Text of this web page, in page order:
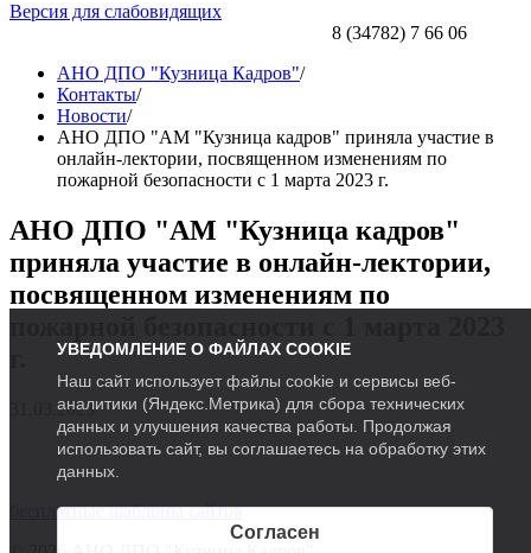
Версия для слабовидящих
8 (34782) 7 66 06
АНО ДПО "Кузница Кадров"/
Контакты/
Новости/
АНО ДПО "АМ "Кузница кадров" приняла участие в
онлайн-лектории, посвященном изменениям по
пожарной безопасности с 1 марта 2023 г.
АНО ДПО "АМ "Кузница кадров"
приняла участие в онлайн-лектории,
посвященном изменениям по
31.03.2023
бесплатные шаблоны сайтов
УВЕДОМЛЕНИЕ О ФАЙЛАХ COOKIE
Наш сайт использует файлы cookie и сервисы веб-
аналитики (Яндекс.Метрика) для сбора технических
данных и улучшения качества работы. Продолжая
использовать сайт, вы соглашаетесь на обработку этих
данных.
Согласен